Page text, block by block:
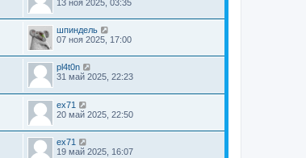
13 ноя 2025, 03:35
шпиндель
07 ноя 2025, 17:00
pl4t0n
31 май 2025, 22:23
ex71
20 май 2025, 22:50
ex71
19 май 2025, 16:07